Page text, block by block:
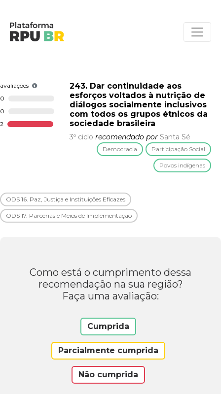
avaliações
0
0
2
243. Dar continuidade aos
esforços voltados à nutrição de
diálogos socialmente inclusivos
com todos os grupos étnicos da
sociedade brasileira
3º ciclo recomendado por Santa Sé
Democracia Participação Social
Povos indígenas
ODS 16. Paz, Justiça e Instituições Eficazes
ODS 17. Parcerias e Meios de Implementação
Como está o cumprimento dessa
recomendação na sua região?
Faça uma avaliação:
Cumprida
Parcialmente cumprida
Não cumprida